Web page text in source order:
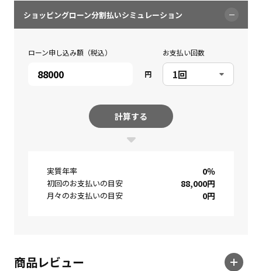
ショッピングローン分割払いシミュレーション
ローン申し込み額（税込）
円
お支払い回数
計算する
実質年率 0％
初回のお支払いの目安 88,000円
月々のお支払いの目安 0円
商品レビュー